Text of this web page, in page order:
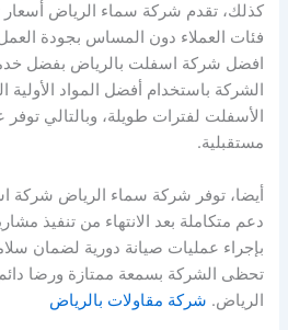
كذلك، تقدم شركة سماء الرياض أسعار
فئات العملاء دون المساس بجودة
افضل شركة اسفلت بالرياض بفضل
الشركة باستخدام أفضل المواد
الأسفلت لفترات طويلة، وبالتالي توفر
مستقبلية.
أيضا، توفر شركة سماء الرياض شركة
دعم متكاملة بعد الانتهاء من تنفيذ
بإجراء عمليات صيانة دورية لضمان
تحظى الشركة بسمعة ممتازة ورضا
الرياض. شركة مقاولات بالرياض